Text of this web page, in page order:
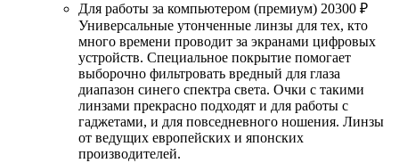
Для работы за компьютером (премиум) 20300 ₽
Универсальные утонченные линзы для тех, кто
много времени проводит за экранами цифровых
устройств. Специальное покрытие помогает
выборочно фильтровать вредный для глаза
диапазон синего спектра света. Очки с такими
линзами прекрасно подходят и для работы с
гаджетами, и для повседневного ношения. Линзы
от ведущих европейских и японских
производителей.